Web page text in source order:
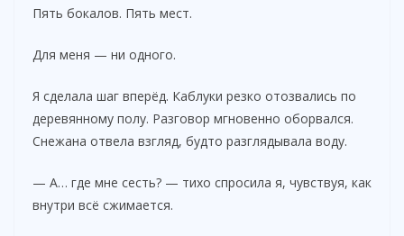
Пять бокалов. Пять мест.
Для меня — ни одного.
Я сделала шаг вперёд. Каблуки резко отозвались по
деревянному полу. Разговор мгновенно оборвался.
Снежана отвела взгляд, будто разглядывала воду.
— А… где мне сесть? — тихо спросила я, чувствуя, как
внутри всё сжимается.